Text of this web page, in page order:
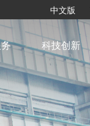
中文版
科技创新